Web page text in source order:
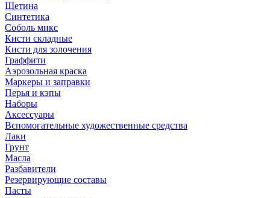
Щетина
Синтетика
Соболь микс
Кисти складные
Кисти для золочения
Граффити
Аэрозольная краска
Маркеры и заправки
Перья и кэпы
Наборы
Аксессуары
Вспомогательные художественные средства
Лаки
Грунт
Масла
Разбавители
Резервирующие составы
Пасты